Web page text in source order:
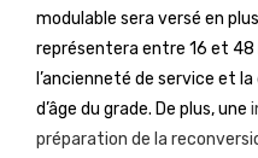
modulable sera versé en
représentera entre 16 et 48
l’ancienneté de service et
d’âge du grade. De plus, une
préparation de la